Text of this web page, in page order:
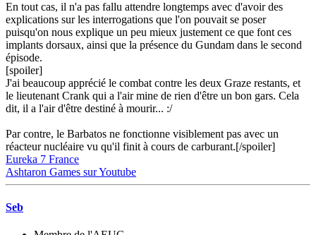
En tout cas, il n'a pas fallu attendre longtemps avec d'avoir des
explications sur les interrogations que l'on pouvait se poser
puisqu'on nous explique un peu mieux justement ce que font ces
implants dorsaux, ainsi que la présence du Gundam dans le second
épisode.
[spoiler]
J'ai beaucoup apprécié le combat contre les deux Graze restants, et
le lieutenant Crank qui a l'air mine de rien d'être un bon gars. Cela
dit, il a l'air d'être destiné à mourir... :/
Par contre, le Barbatos ne fonctionne visiblement pas avec un
réacteur nucléaire vu qu'il finit à cours de carburant.[/spoiler]
Eureka 7 France
Ashtaron Games sur Youtube
Seb